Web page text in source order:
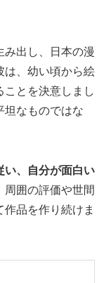
み出し、日本の漫
は、幼い頃から絵
ことを決意しまし
坦なものではな
い、自分が面白い
周囲の評価や世間
品を作り続けま